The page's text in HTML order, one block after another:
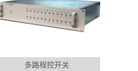
多路程控开关